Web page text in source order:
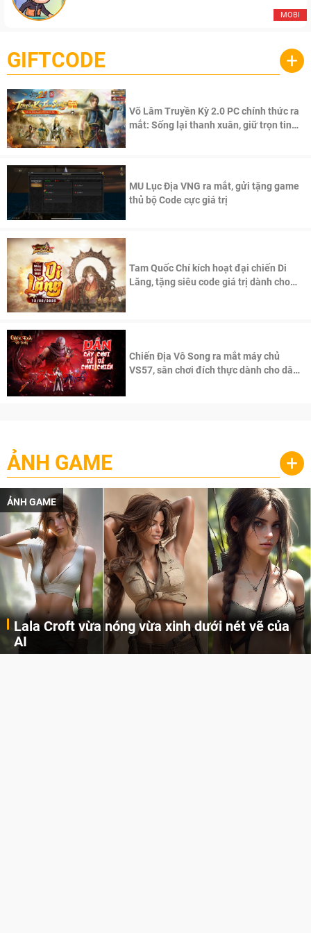
MOBI
GIFTCODE +
Võ Lâm Truyền Kỳ 2.0 PC chính thức ra
mắt: Sống lại thanh xuân, giữ trọn tinh
MU Lục Địa VNG ra mắt, gửi tặng game
thủ bộ Code cực giá trị
Tam Quốc Chí kích hoạt đại chiến Di
Lăng, tặng siêu code giá trị dành cho
Chiến Địa Vô Song ra mắt máy chủ
VS57, sân chơi đích thực dành cho dân
ẢNH GAME +
ẢNH GAME
Lala Croft vừa nóng vừa xinh dưới nét vẽ của
AI